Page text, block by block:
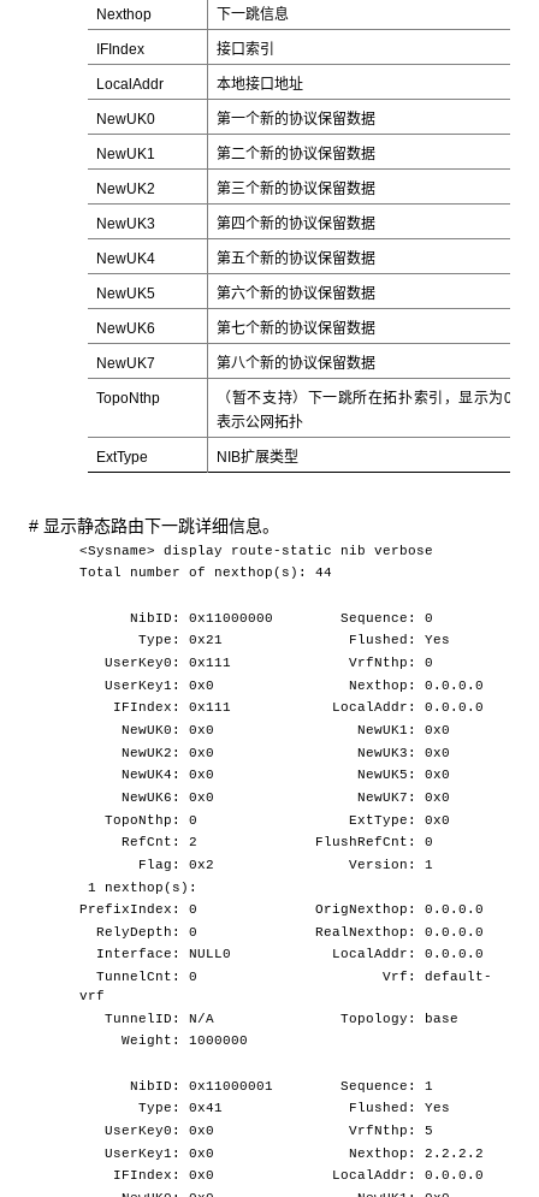
Nexthop 下一跳信息
IFIndex 接口索引
LocalAddr 本地接口地址
NewUK0 第一个新的协议保留数据
NewUK1 第二个新的协议保留数据
NewUK2 第三个新的协议保留数据
NewUK3 第四个新的协议保留数据
NewUK4 第五个新的协议保留数据
NewUK5 第六个新的协议保留数据
NewUK6 第七个新的协议保留数据
NewUK7 第八个新的协议保留数据
TopoNthp
（暂不支持）下一跳所在拓扑索引，显示为0
表示公网拓扑
ExtType NIB扩展类型
# 显示静态路由下一跳详细信息。
<Sysname> display route-static nib verbose
Total number of nexthop(s): 44
NibID: 0x11000000 Sequence: 0
Type: 0x21 Flushed: Yes
UserKey0: 0x111 VrfNthp: 0
UserKey1: 0x0 Nexthop: 0.0.0.0
IFIndex: 0x111 LocalAddr: 0.0.0.0
NewUK0: 0x0 NewUK1: 0x0
NewUK2: 0x0 NewUK3: 0x0
NewUK4: 0x0 NewUK5: 0x0
NewUK6: 0x0 NewUK7: 0x0
TopoNthp: 0 ExtType: 0x0
RefCnt: 2 FlushRefCnt: 0
Flag: 0x2 Version: 1
1 nexthop(s):
PrefixIndex: 0 OrigNexthop: 0.0.0.0
RelyDepth: 0 RealNexthop: 0.0.0.0
Interface: NULL0 LocalAddr: 0.0.0.0
TunnelCnt: 0 Vrf: default-
vrf
TunnelID: N/A Topology: base
Weight: 1000000
NibID: 0x11000001 Sequence: 1
Type: 0x41 Flushed: Yes
UserKey0: 0x0 VrfNthp: 5
UserKey1: 0x0 Nexthop: 2.2.2.2
IFIndex: 0x0 LocalAddr: 0.0.0.0